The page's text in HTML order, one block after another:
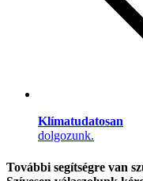
Klímatudatosan
dolgozunk.
További segítségre van